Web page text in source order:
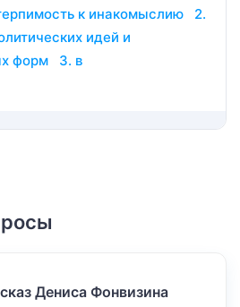
к инакомыслию 2.
идей и
форм 3. в
Дениса Фонвизина